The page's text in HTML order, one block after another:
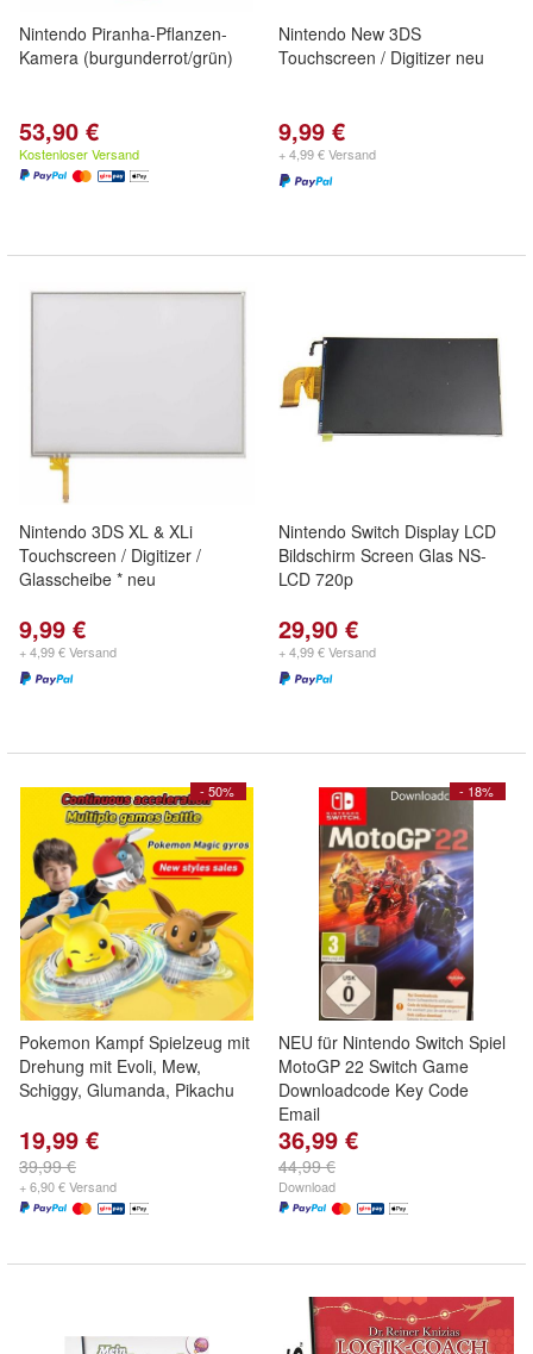
Nintendo Piranha-Pflanzen-
Kamera (burgunderrot/grün)
53,90 €
Kostenloser Versand
Nintendo New 3DS
Touchscreen / Digitizer neu
9,99 €
+ 4,99 € Versand
Nintendo 3DS XL & XLi
Touchscreen / Digitizer /
Glasscheibe * neu
9,99 €
+ 4,99 € Versand
Nintendo Switch Display LCD
Bildschirm Screen Glas NS-
LCD 720p
29,90 €
+ 4,99 € Versand
- 50%
Pokemon Kampf Spielzeug mit
Drehung mit Evoli, Mew,
Schiggy, Glumanda, Pikachu
19,99 €
39,99 €
+ 6,90 € Versand
- 18%
NEU für Nintendo Switch Spiel
MotoGP 22 Switch Game
Downloadcode Key Code
Email
36,99 €
44,99 €
Download